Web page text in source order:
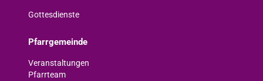
Gottesdienste
Pfarrgemeinde
Veranstaltungen
Pfarrteam